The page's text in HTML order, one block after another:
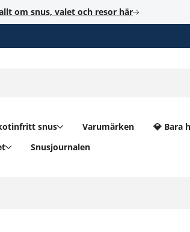
om snus, valet och resor här
snus Varumärken 💎 Bara
Snusjournalen